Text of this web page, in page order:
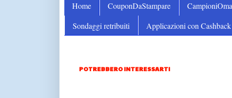
Home CouponDaStampare
Sondaggi retribuiti
Applicazioni con Cashback
POTREBBERO INTERESSARTI